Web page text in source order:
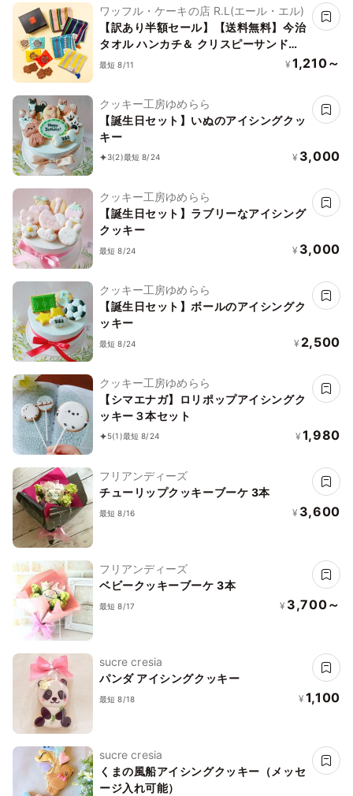
ワッフル・ケーキの店 R.L(エール・エル)
【訳あり半額セール】【送料無料】今治
タオル ハンカチ＆ クリスピーサンドワ
ッフル セット【イエロー】
最短 8/11 ¥ 1,210～
クッキー工房ゆめらら
【誕生日セット】いぬのアイシングクッ
キー
3(2)最短 8/24 ¥ 3,000
クッキー工房ゆめらら
【誕生日セット】ラブリーなアイシング
クッキー
最短 8/24 ¥ 3,000
クッキー工房ゆめらら
【誕生日セット】ボールのアイシングク
ッキー
最短 8/24 ¥ 2,500
クッキー工房ゆめらら
【シマエナガ】ロリポップアイシングク
ッキー３本セット
5(1)最短 8/24 ¥ 1,980
フリアンディーズ
チューリップクッキーブーケ 3本
最短 8/16 ¥ 3,600
フリアンディーズ
ベビークッキーブーケ 3本
最短 8/17 ¥ 3,700～
sucre cresia
パンダ アイシングクッキー
最短 8/18 ¥ 1,100
sucre cresia
くまの風船アイシングクッキー（メッセ
ージ入れ可能）